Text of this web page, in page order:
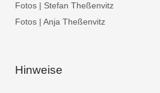
Fotos | Stefan Theßenvitz
Fotos | Anja Theßenvitz
Hinweise